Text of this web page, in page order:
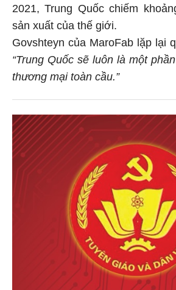
2021, Trung Quốc chiếm
sản xuất của thế giới.
Govshteyn của MaroFab lặp lại
“Trung Quốc sẽ luôn là một
thương mại toàn cầu.”